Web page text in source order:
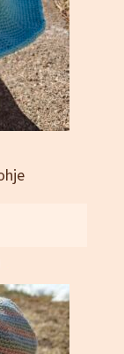
Katjamaarit
vaatteet
Neuleet
Oma tili
tuotteet